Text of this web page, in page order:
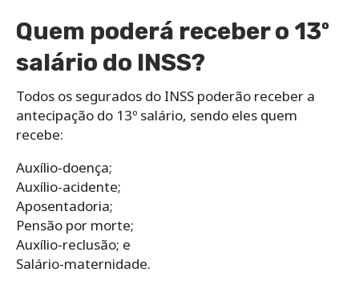
Quem poderá receber o 13º
salário do INSS?
Todos os segurados do INSS poderão receber a
antecipação do 13º salário, sendo eles quem
recebe:
Auxílio-doença;
Auxílio-acidente;
Aposentadoria;
Pensão por morte;
Auxílio-reclusão; e
Salário-maternidade.